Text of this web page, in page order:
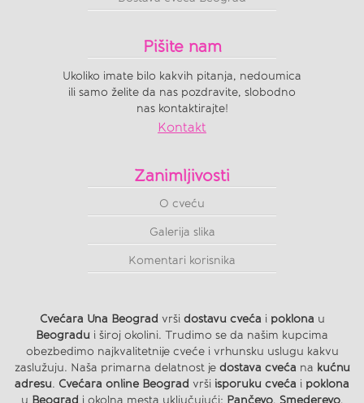
Pišite nam
Ukoliko imate bilo kakvih pitanja, nedoumica
ili samo želite da nas pozdravite, slobodno
nas kontaktirajte!
Kontakt
Zanimljivosti
O cveću
Galerija slika
Komentari korisnika
Cvećara Una Beogradvrši dostavu cveća i poklona u
Beogradu i široj okolini. Trudimo se da našim kupcima
obezbedimo najkvalitetnije cveće i vrhunsku uslugu kakvu
zaslužuju. Naša primarna delatnost je dostava cveća na kućnu
adresu. Cvećara online Beograd vrši isporuku cveća i poklona
u Beogradi okolna mesta uključujući: Pančevo, Smederevo,